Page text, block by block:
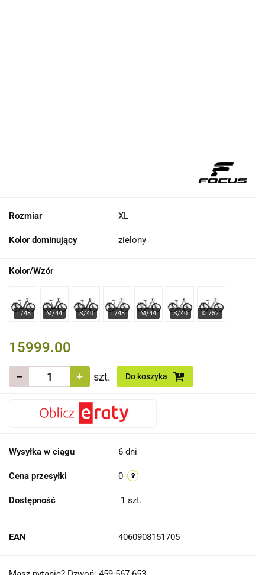
Rozmiar XL
Kolor dominujący zielony
Kolor/Wzór
15999.00
szt. Do koszyka
Wysyłka w ciągu 6 dni
Cena przesyłki 0
Dostępność 1 szt.
EAN 4060908151705